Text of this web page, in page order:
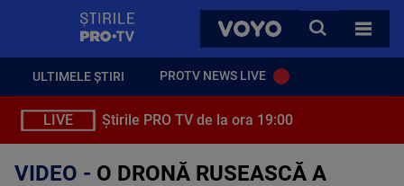
VOYO
CAUTA
TOATE
ULTIMELE ȘTIRI PROTV NEWS LIVE
LIVE Știrile PRO TV de la ora 19:00
VIDEO - O DRONĂ RUSEASCĂ A